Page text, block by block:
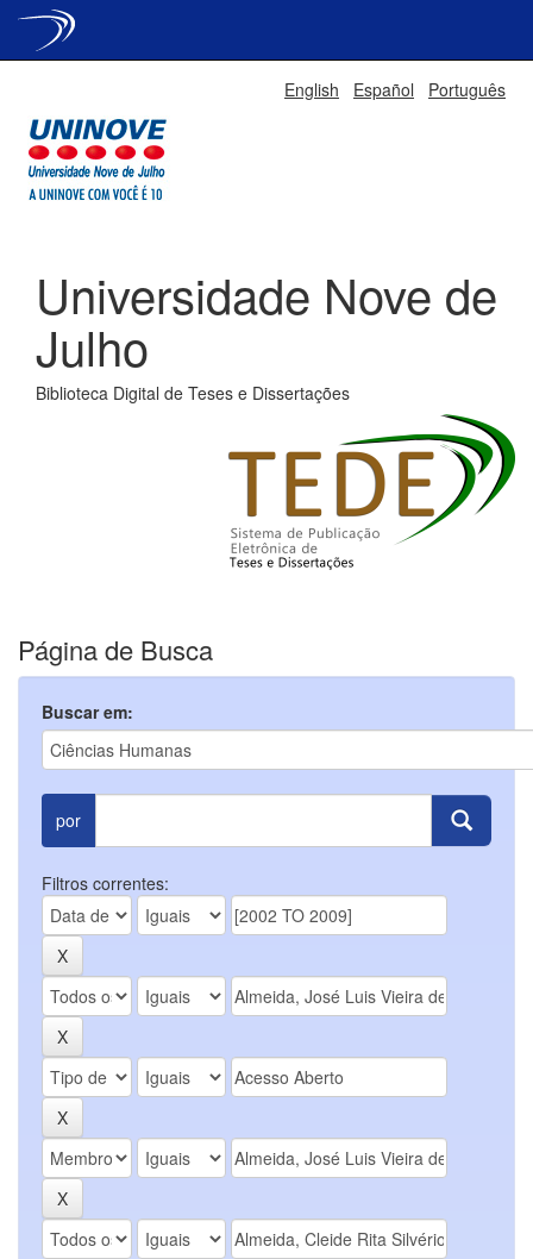
English Español Português
Universidade Nove de
Julho
Biblioteca Digital de Teses e Dissertações
Página de Busca
Buscar em:
por
Filtros correntes: